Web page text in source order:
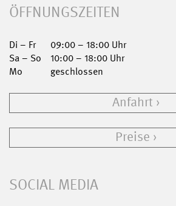
ÖFFNUNGSZEITEN
Di – Fr
09:00 – 18:00 Uhr
Sa – So
10:00 – 18:00 Uhr
Mo
geschlossen
Anfahrt
Preise
SOCIAL MEDIA